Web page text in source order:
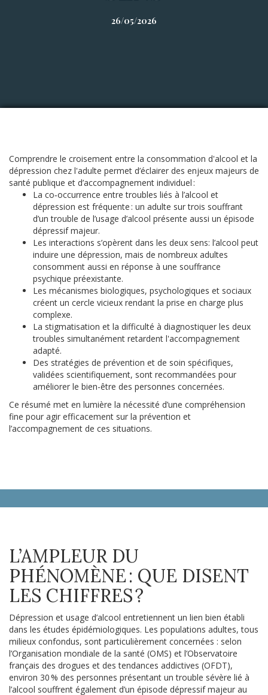
26/05/2026
Comprendre le croisement entre la consommation d'alcool et la
dépression chez l'adulte permet d’éclairer des enjeux majeurs de
santé publique et d’accompagnement individuel :
La co‑occurrence entre troubles liés à l’alcool et
dépression est fréquente : un adulte sur trois souffrant
d’un trouble de l’usage d’alcool présente aussi un épisode
dépressif majeur.
Les interactions s’opèrent dans les deux sens: l’alcool peut
induire une dépression, mais de nombreux adultes
consomment aussi en réponse à une souffrance
psychique préexistante.
Les mécanismes biologiques, psychologiques et sociaux
créent un cercle vicieux rendant la prise en charge plus
complexe.
La stigmatisation et la difficulté à diagnostiquer les deux
troubles simultanément retardent l'accompagnement
adapté.
Des stratégies de prévention et de soin spécifiques,
validées scientifiquement, sont recommandées pour
améliorer le bien-être des personnes concernées.
Ce résumé met en lumière la nécessité d’une compréhension
fine pour agir efficacement sur la prévention et
l’accompagnement de ces situations.
L’AMPLEUR DU
PHÉNOMÈNE : QUE DISENT
LES CHIFFRES ?
Dépression et usage d’alcool entretiennent un lien bien établi
dans les études épidémiologiques. Les populations adultes, tous
milieux confondus, sont particulièrement concernées : selon
l’Organisation mondiale de la santé (OMS) et l’Observatoire
français des drogues et des tendances addictives (OFDT),
environ 30 % des personnes présentant un trouble sévère lié à
l’alcool souffrent également d’un épisode dépressif majeur au